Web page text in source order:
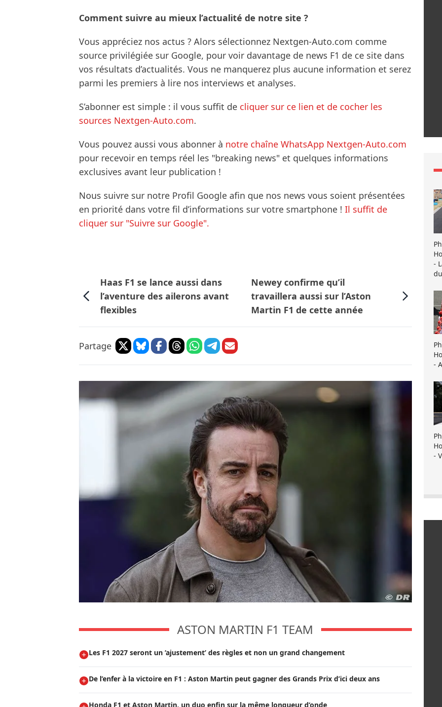
Comment suivre au mieux l’actualité de notre site ?
Vous appréciez nos actus ? Alors sélectionnez Nextgen-Auto.com comme
source privilégiée sur Google, pour voir davantage de news F1 de ce site dans
vos résultats d’actualités. Vous ne manquerez plus aucune information et serez
parmi les premiers à lire nos interviews et analyses.
S’abonner est simple : il vous suffit de cliquer sur ce lien et de cocher les
sources Nextgen-Auto.com.
Vous pouvez aussi vous abonner à notre chaîne WhatsApp Nextgen-Auto.com
pour recevoir en temps réel les "breaking news" et quelques informations
exclusives avant leur publication !
Nous suivre sur notre Profil Google afin que nos news vous soient présentées
en priorité dans votre fil d’informations sur votre smartphone ! Il suffit de
cliquer sur "Suivre sur Google".
Haas F1 se lance aussi dans
l’aventure des ailerons avant
flexibles
Newey confirme qu’il
travaillera aussi sur l’Aston
Martin F1 de cette année
Partage
ASTON MARTIN F1 TEAM
Les F1 2027 seront un ’ajustement’ des règles et non un grand changement
De l’enfer à la victoire en F1 : Aston Martin peut gagner des Grands Prix d’ici deux ans
Honda F1 et Aston Martin, un duo enfin sur la même longueur d’onde
-
-
-